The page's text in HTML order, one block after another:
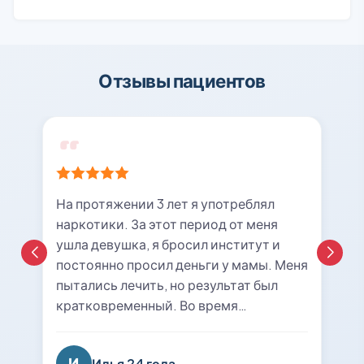
Отзывы пациентов
На протяжении 3 лет я употреблял
наркотики. За этот период от меня
ушла девушка, я бросил институт и
постоянно просил деньги у мамы. Меня
пытались лечить, но результат был
кратковременный. Во время
центра «21rehab». Беседа с наркологом